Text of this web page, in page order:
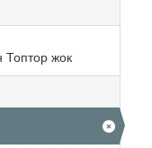
Топтор жок